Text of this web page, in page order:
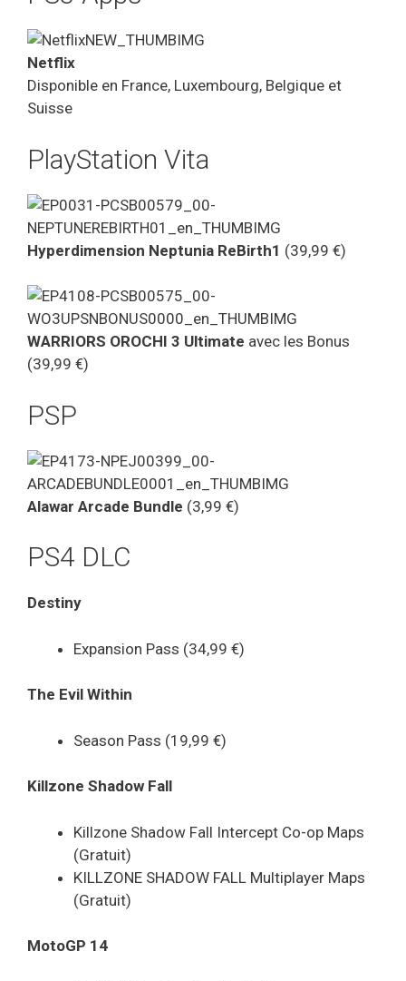
Netflix
Disponible en France, Luxembourg, Belgique et
Suisse
PlayStation Vita
Hyperdimension Neptunia ReBirth1 (39,99 €)
WARRIORS OROCHI 3 Ultimate avec les Bonus
(39,99 €)
PSP
Alawar Arcade Bundle (3,99 €)
PS4 DLC
Destiny
Expansion Pass (34,99 €)
The Evil Within
Season Pass (19,99 €)
Killzone Shadow Fall
Killzone Shadow Fall Intercept Co-op Maps
(Gratuit)
KILLZONE SHADOW FALL Multiplayer Maps
(Gratuit)
MotoGP 14